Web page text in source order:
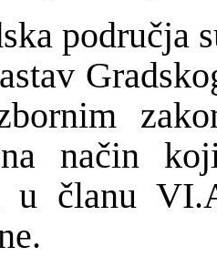
područja
način
u članu